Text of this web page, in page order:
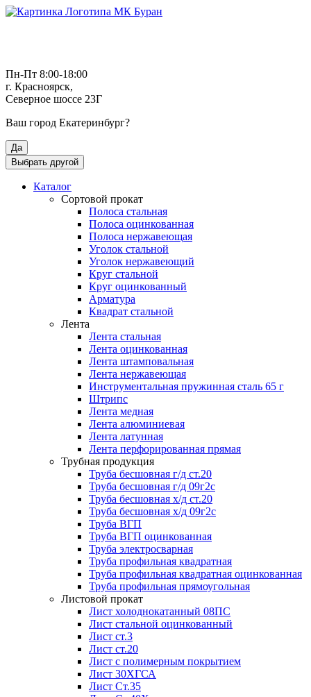
Пн-Пт 8:00-18:00
г. Красноярск,
Северное шоссе 23Г
Ваш город Екатеринбург?
Да
Выбрать другой
Каталог
Сортовой прокат
Полоса стальная
Полоса оцинкованная
Полоса нержавеющая
Уголок стальной
Уголок нержавеющий
Круг стальной
Круг оцинкованный
Арматура
Квадрат стальной
Лента
Лента стальная
Лента оцинкованная
Лента штамповальная
Лента нержавеющая
Инструментальная пружинная сталь 65 г
Штрипс
Лента медная
Лента алюминиевая
Лента латунная
Лента перфорированная прямая
Трубная продукция
Труба бесшовная г/д ст.20
Труба бесшовная г/д 09г2с
Труба бесшовная х/д ст.20
Труба бесшовная х/д 09г2с
Труба ВГП
Труба ВГП оцинкованная
Труба электросварная
Труба профильная квадратная
Труба профильная квадратная оцинкованная
Труба профильная прямоугольная
Листовой прокат
Лист холоднокатанный 08ПС
Лист стальной оцинкованный
Лист ст.3
Лист ст.20
Лист с полимерным покрытием
Лист 30ХГСА
Лист Ст.35